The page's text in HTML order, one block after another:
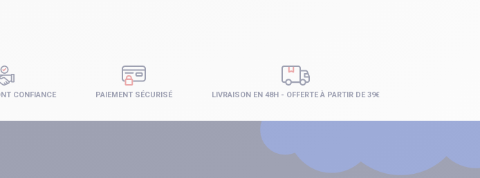
LIVRAISON EN 48H - OFFERTE À PARTIR DE 39€
PAIEMENT SÉCURISÉ
CONFIANCE